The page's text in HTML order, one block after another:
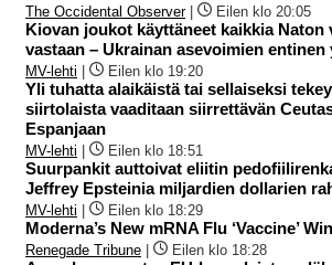
The Occidental Observer| Eilen klo 20:05
Kiovan joukot käyttäneet kaikkia Naton
vastaan – Ukrainan asevoimien
MV-lehti Eilen klo 19:20
Yli tuhatta alaikäistä tai sellaiseksi
siirtolaista vaaditaan siirrettävän
Espanjaan
MV-lehti Eilen klo 18:51
Suurpankit auttoivat eliitin
Jeffrey Epsteinia miljardien dollarien
MV-lehti Eilen klo 18:29
Moderna’s New mRNA Flu ‘Vaccine’
Renegade Tribune Eilen klo 18:28